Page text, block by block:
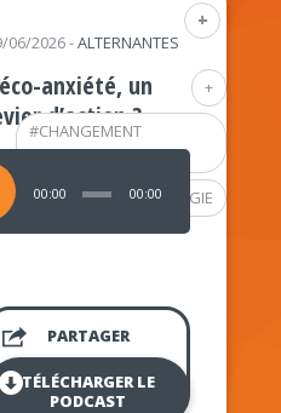
+
+
#CHANGEMENT
CLIMATIQUE
#PSYCHOLOGIE
06/2026-ALTERNANTES
anxiété, un
d’action ?
00:00 00:00
PARTAGER
TÉLÉCHARGER LE
PODCAST